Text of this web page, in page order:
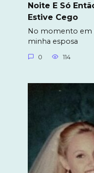
Noite E Só
Estive Cego
No momento em
minha esposa
0 114